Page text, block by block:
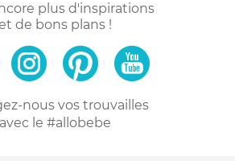
plus d'inspirations
de bons plans !
nous vos trouvailles
avec le #allobebe